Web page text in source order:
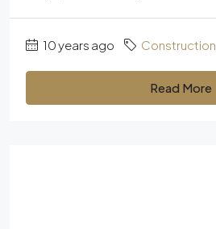
10 years ago Construction
Read More